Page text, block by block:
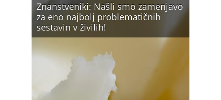
Znanstveniki: Našli smo zamenjavo
za eno najbolj problematičnih
sestavin v živilih!